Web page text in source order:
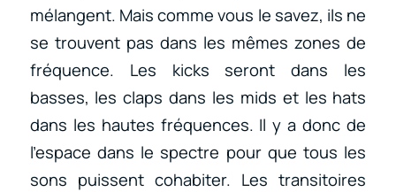
mélangent. Mais comme vous le savez, ils ne
se trouvent pas dans les mêmes zones de
fréquence. Les kicks seront dans les
basses, les claps dans les mids et les hats
dans les hautes fréquences. Il y a donc de
l’espace dans le spectre pour que tous les
sons puissent cohabiter. Les transitoires